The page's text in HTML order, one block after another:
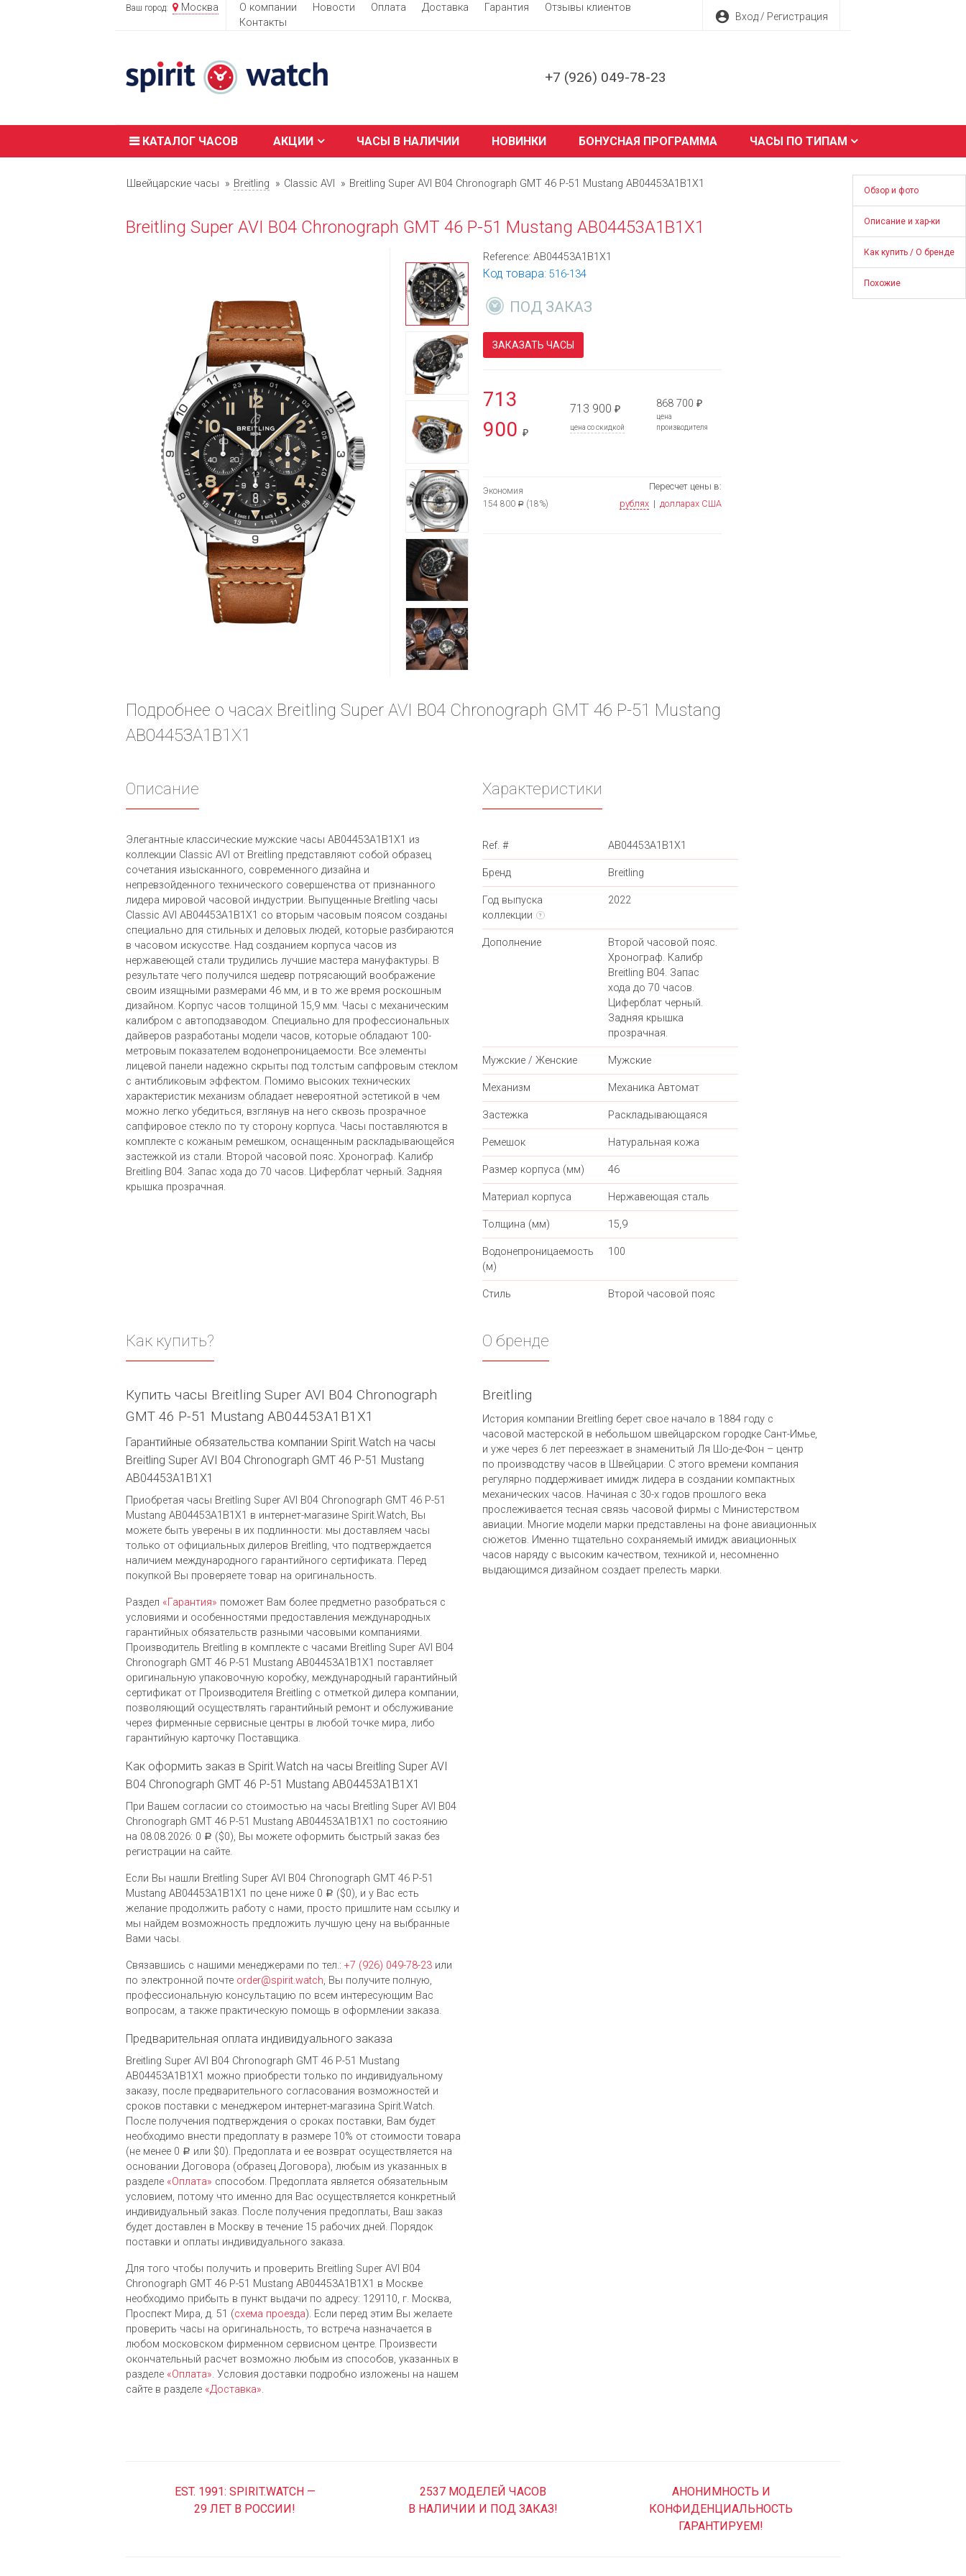
Ваш город: Москва О компании Новости Оплата Доставка Гарантия
Отзывы клиентов
Контакты
account_circle Вход / Регистрация
+7 (926) 049-78-23
КАТАЛОГ ЧАСОВ АКЦИИ ЧАСЫ В НАЛИЧИИ НОВИНКИ БОНУСНАЯ ПРОГРАММА ЧАСЫ ПО ТИПАМ
Обзор и фото
Описание и хар-ки
Как купить / О бренде
Похожие
Швейцарские часы Breitling Classic AVI Breitling Super AVI B04 Chronograph GMT 46 P-51 Mustang AB04453A1B1X1
Breitling Super AVI B04 Chronograph GMT 46 P-51 Mustang AB04453A1B1X1
Reference: AB04453A1B1X1
Код товара: 516-134
ПОД ЗАКАЗ
ЗАКАЗАТЬ ЧАСЫ
713
900
₽
713 900 ₽
цена со скидкой
868 700₽
цена
производителя
Экономия
154 800 Р (18%)
Пересчет цены в:
рублях | долларах США
Подробнее о часах Breitling Super AVI B04 Chronograph GMT 46 P-51 Mustang
AB04453A1B1X1
Описание
Элегантные классические мужские часы AB04453A1B1X1 из
коллекции Classic AVI от Breitling представляют собой образец
сочетания изысканного, современного дизайна и
непревзойденного технического совершенства от признанного
лидера мировой часовой индустрии. Выпущенные Breitling часы
Classic AVI AB04453A1B1X1 со вторым часовым поясом созданы
специально для стильных и деловых людей, которые разбираются
в часовом искусстве. Над созданием корпуса часов из
нержавеющей стали трудились лучшие мастера мануфактуры. В
результате чего получился шедевр потрясающий воображение
своим изящными размерами 46 мм, и в то же время роскошным
дизайном. Корпус часов толщиной 15,9 мм. Часы с механическим
калибром с автоподзаводом. Специально для профессиональных
дайверов разработаны модели часов, которые обладают 100-
метровым показателем водонепроницаемости. Все элементы
лицевой панели надежно скрыты под толстым сапфровым стеклом
с антибликовым эффектом. Помимо высоких технических
характеристик механизм обладает невероятной эстетикой в чем
можно легко убедиться, взглянув на него сквозь прозрачное
сапфировое стекло по ту сторону корпуса. Часы поставляются в
комплекте с кожаным ремешком, оснащенным раскладывающейся
застежкой из стали. Второй часовой пояс. Хронограф. Калибр
Breitling B04. Запас хода до 70 часов. Циферблат черный. Задняя
крышка прозрачная.
Характеристики
Ref. # AB04453A1B1X1
Бренд Breitling
Год выпуска
коллекции
?
2022
Дополнение
Второй часовой пояс.
Хронограф. Калибр
Breitling B04. Запас
хода до 70 часов.
Циферблат черный.
Задняя крышка
прозрачная.
Мужские / Женские Мужские
Механизм Механика Автомат
Застежка Раскладывающаяся
Ремешок Натуральная кожа
Размер корпуса (мм) 46
Материал корпуса Нержавеющая сталь
Толщина (мм) 15,9
Водонепроницаемость
(м)
100
Стиль Второй часовой пояс
Как купить?
Купить часы Breitling Super AVI B04 Chronograph
GMT 46 P-51 Mustang AB04453A1B1X1
Гарантийные обязательства компании Spirit.Watch на часы
Breitling Super AVI B04 Chronograph GMT 46 P-51 Mustang
AB04453A1B1X1
Приобретая часы Breitling Super AVI B04 Chronograph GMT 46 P-51
Mustang AB04453A1B1X1 в интернет-магазине Spirit.Watch, Вы
можете быть уверены в их подлинности: мы доставляем часы
только от официальных дилеров Breitling, что подтверждается
наличием международного гарантийного сертификата. Перед
покупкой Вы проверяете товар на оригинальность.
Раздел «Гарантия» поможет Вам более предметно разобраться с
условиями и особенностями предоставления международных
гарантийных обязательств разными часовыми компаниями.
Производитель Breitling в комплекте с часами Breitling Super AVI B04
Chronograph GMT 46 P-51 Mustang AB04453A1B1X1 поставляет
оригинальную упаковочную коробку, международный гарантийный
сертификат от Производителя Breitling c отметкой дилера компании,
позволяющий осуществлять гарантийный ремонт и обслуживание
через фирменные сервисные центры в любой точке мира, либо
гарантийную карточку Поставщика.
Как оформить заказ в Spirit.Watch на часы Breitling Super AVI
B04 Chronograph GMT 46 P-51 Mustang AB04453A1B1X1
При Вашем согласии со стоимостью на часы Breitling Super AVI B04
Chronograph GMT 46 P-51 Mustang AB04453A1B1X1 по состоянию
на 08.08.2026: 0 Р ($0), Вы можете оформить быстрый заказ без
регистрации на сайте.
Если Вы нашли Breitling Super AVI B04 Chronograph GMT 46 P-51
Mustang AB04453A1B1X1 по цене ниже 0 Р ($0), и у Вас есть
желание продолжить работу с нами, просто пришлите нам ссылку и
мы найдем возможность предложить лучшую цену на выбранные
Вами часы.
Связавшись с нашими менеджерами по тел.: +7 (926) 049-78-23 или
по электронной почте order@spirit.watch, Вы получите полную,
профессиональную консультацию по всем интересующим Вас
вопросам, а также практическую помощь в оформлении заказа.
Предварительная оплата индивидуального заказа
Breitling Super AVI B04 Chronograph GMT 46 P-51 Mustang
AB04453A1B1X1 можно приобрести только по индивидуальному
заказу, после предварительного согласования возможностей и
сроков поставки с менеджером интернет-магазина Spirit.Watch.
После получения подтверждения о сроках поставки, Вам будет
необходимо внести предоплату в размере 10% от стоимости товара
(не менее 0 Р или $0). Предоплата и ее возврат осуществляется на
основании Договора (образец Договора), любым из указанных в
разделе «Оплата» способом. Предоплата является обязательным
условием, потому что именно для Вас осуществляется конкретный
индивидуальный заказ. После получения предоплаты, Ваш заказ
будет доставлен в Москву в течение 15 рабочих дней. Порядок
поставки и оплаты индивидуального заказа.
Для того чтобы получить и проверить Breitling Super AVI B04
Chronograph GMT 46 P-51 Mustang AB04453A1B1X1 в Москве
необходимо прибыть в пункт выдачи по адресу: 129110, г. Москва,
Проспект Мира, д. 51 (схема проезда). Если перед этим Вы желаете
проверить часы на оригинальность, то встреча назначается в
любом московском фирменном сервисном центре. Произвести
окончательный расчет возможно любым из cпособов, указанных в
разделе «Оплата». Условия доставки подробно изложены на нашем
сайте в разделе «Доставка».
О бренде
Breitling
История компании Breitling берет свое начало в 1884 году с
часовой мастерской в небольшом швейцарском городке Сант-Имье,
и уже через 6 лет переезжает в знаменитый Ля Шо-де-Фон – центр
по производству часов в Швейцарии. С этого времени компания
регулярно поддерживает имидж лидера в создании компактных
механических часов. Начиная с 30-х годов прошлого века
прослеживается тесная связь часовой фирмы с Министерством
авиации. Многие модели марки представлены на фоне авиационных
сюжетов. Именно тщательно сохраняемый имидж авиационных
часов наряду с высоким качеством, техникой и, несомненно
выдающимся дизайном создает прелесть марки.
EST. 1991: SPIRIT.WATCH —
29 ЛЕТ В РОССИИ!
2537 МОДЕЛЕЙ ЧАСОВ
В НАЛИЧИИ И ПОД ЗАКАЗ!
АНОНИМНОСТЬ И
КОНФИДЕНЦИАЛЬНОСТЬ
ГАРАНТИРУЕМ!